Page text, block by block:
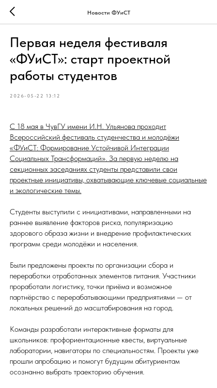
Новости ФУиСТ
Первая неделя фестиваля
«ФУиСТ»: старт проектной
работы студентов
2026-05-22 13:12
С 18 мая в ЧувГУ имени И.Н. Ульянова проходит
Всероссийский фестиваль студенчества и молодёжи
«ФУиСТ: Формирование Устойчивой Интеграции
Социальных Трансформаций». За первую неделю на
секционных заседаниях студенты представили свои
проектные инициативы, охватывающие ключевые социальные
и экологические темы.
Студенты выступили с инициативами, направленными на
раннее выявление факторов риска, популяризацию
здорового образа жизни и внедрение профилактических
программ среди молодёжи и населения.
Были предложены проекты по организации сбора и
переработки отработанных элементов питания. Участники
проработали логистику, точки приёма и возможное
партнёрство с перерабатывающими предприятиями — от
локальных решений до масштабирования на город.
Команды разработали интерактивные форматы для
школьников: профориентационные квесты, виртуальные
лаборатории, навигаторы по специальностям. Проекты уже
прошли апробацию и помогут будущим абитуриентам
осознанно выбрать траекторию обучения.